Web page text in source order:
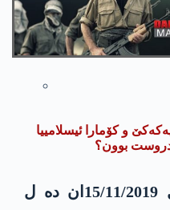
و کۆمارا ئیسلامییا
دروست بوون؟
ئەو خوەپێشاندانێن کو ل 15/11/2019ان دە ل